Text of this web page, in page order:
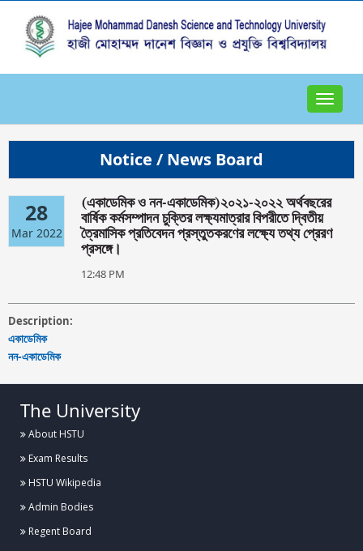
Toggle
Notice / News Board
28
Mar 2022
(একাডেমিক ও নন-একাডেমিক)২০২১-২০২২ অর্থবছরের
বার্ষিক কর্মসম্পাদন চুক্তির লক্ষ্যমাত্রার বিপরীতে দ্বিতীয়
ত্রৈমাসিক প্রতিবেদন প্রস্তুতকরণের লক্ষ্যে তথ্য প্রেরণ
প্রসঙ্গে।
12:48 PM
Description:
একাডেমিক
নন-একাডেমিক
The University
About HSTU
Exam Results
HSTU Wikipedia
Admin Bodies
Regent Board